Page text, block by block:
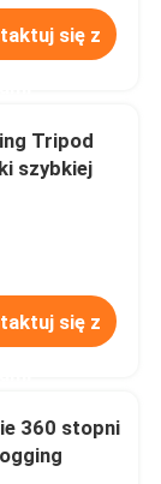
się z
Tripod
szybkiej
się z
360 stopni